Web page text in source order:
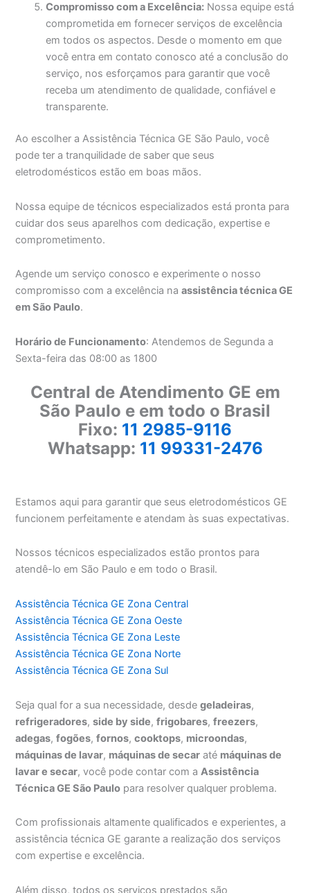
Compromisso com a Excelência: Nossa equipe está
comprometida em fornecer serviços de excelência
em todos os aspectos. Desde o momento em que
você entra em contato conosco até a conclusão do
serviço, nos esforçamos para garantir que você
receba um atendimento de qualidade, confiável e
transparente.
Ao escolher a Assistência Técnica GE São Paulo, você
pode ter a tranquilidade de saber que seus
eletrodomésticos estão em boas mãos.
Nossa equipe de técnicos especializados está pronta para
cuidar dos seus aparelhos com dedicação, expertise e
comprometimento.
Agende um serviço conosco e experimente o nosso
compromisso com a excelência naassistência técnica GE
em São Paulo.
Horário de Funcionamento: Atendemos de Segunda a
Sexta-feira das 08:00 as 1800
Central de Atendimento GE em
São Paulo e em todo o Brasil
Fixo: 11 2985-9116
Whatsapp: 11 99331-2476
Estamos aqui para garantir que seus eletrodomésticos GE
funcionem perfeitamente e atendam às suas expectativas.
Nossos técnicos especializados estão prontos para
atendê-lo em São Paulo e em todo o Brasil.
Assistência Técnica GE Zona Central
Assistência Técnica GE Zona Oeste
Assistência Técnica GE Zona Leste
Assistência Técnica GE Zona Norte
Assistência Técnica GE Zona Sul
Seja qual for a sua necessidade, desdegeladeiras,
refrigeradores,side by side,frigobares,freezers,
adegas,fogões,fornos,cooktops, microondas,
máquinas de lavar, máquinas de secar até máquinas de
lavar e secar, você pode contar com a Assistência
Técnica GE São Paulo para resolver qualquer problema.
Com profissionais altamente qualificados e experientes, a
assistência técnica GE garante a realização dos serviços
com expertise e excelência.
Além disso, todos os serviços prestados são